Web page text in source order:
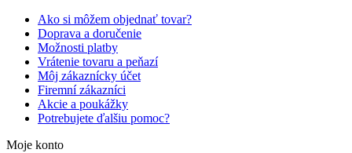
Ako si môžem objednať tovar?
Doprava a doručenie
Možnosti platby
Vrátenie tovaru a peňazí
Môj zákaznícky účet
Firemní zákazníci
Akcie a poukážky
Potrebujete ďalšiu pomoc?
Moje konto